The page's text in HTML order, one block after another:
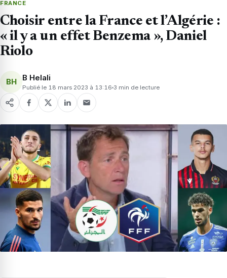
FRANCE
Choisir entre la France et l’Algérie :
« il y a un effet Benzema », Daniel
Riolo
BH B Helali
Publié le 18 mars 2023 à 13:16 3 min de lecture